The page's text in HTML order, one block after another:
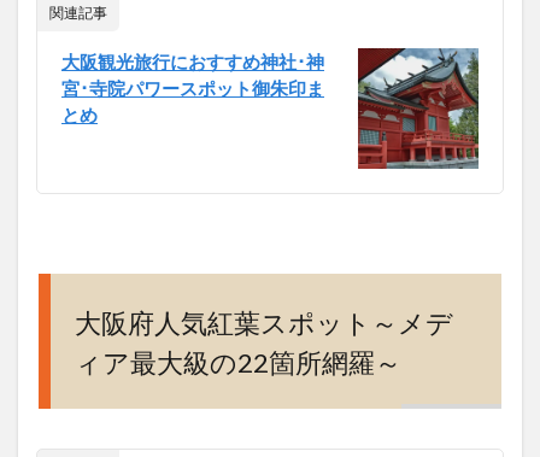
関連記事
大阪観光旅行におすすめ神社･神
宮･寺院パワースポット御朱印ま
とめ
大阪府人気紅葉スポット～メデ
ィア最大級の22箇所網羅～